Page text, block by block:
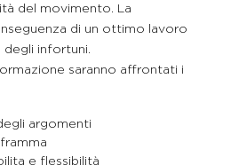
del movimento. La
di un ottimo lavoro
infortuni.
saranno affrontati i
argomenti
e flessibilità